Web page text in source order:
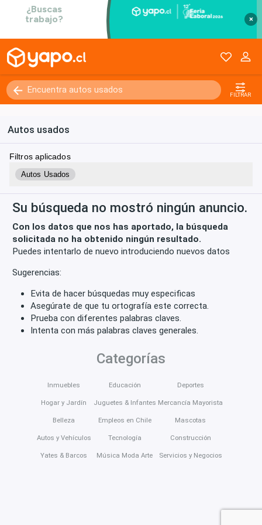
×
FILTRAR
Autos usados
Filtros aplicados
Autos Usados
Su búsqueda no mostró ningún anuncio.
Con los datos que nos has aportado, la búsqueda
solicitada no ha obtenido ningún resultado.
Puedes intentarlo de nuevo introduciendo nuevos datos
Sugerencias:
Evita de hacer búsquedas muy especificas
Asegúrate de que tu ortografía este correcta.
Prueba con diferentes palabras claves.
Intenta con más palabras claves generales.
Categorías
Inmuebles
Hogar y Jardín
Belleza
Autos y Vehículos
Yates & Barcos
Educación
Juguetes & Infantes
Empleos en Chile
Tecnología
Música Moda Arte
Deportes
Mercancía Mayorista
Mascotas
Construcción
Servicios y Negocios
0 - 250000+